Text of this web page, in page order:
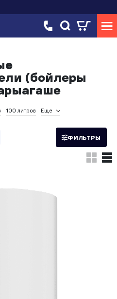
(бойлеры
100 литров Еще
ФИЛЬТРЫ